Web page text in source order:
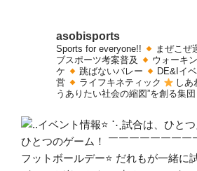
asobisports
Sports for everyone!! まぜこぜ
ブスポーツ考案普及
ウォーキ
ケ
跳ばないバレー
DE&Iイ
営
ライフキネティック しあ
うありたい社会の縮図”を創る集団